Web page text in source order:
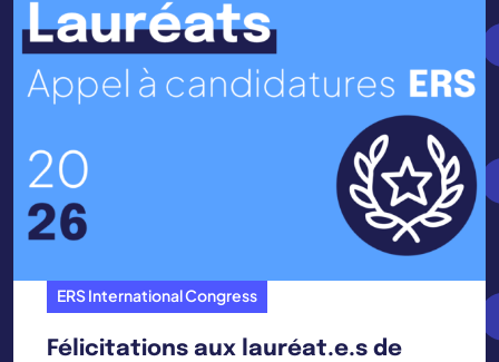
ERS International Congress
Félicitations aux lauréat.e.s de